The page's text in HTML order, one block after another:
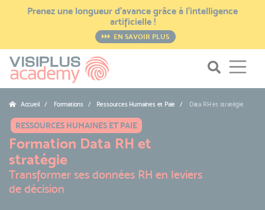
Prenez une longueur d’avance grâce à l’intelligence
artificielle !
EN SAVOIR PLUS
Accueil Formations / Ressources Humaines et Paie Data RH et stratégie
RESSOURCES HUMAINES ET PAIE
Formation Data RH et
stratégie
Transformer ses données RH en leviers
de décision